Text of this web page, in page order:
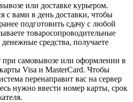
или доставке курьером.
с вами в день доставки, чтобы
подготовить сдачу с любой
товаросопроводительные
средства, получаете
при самовывозе или оформлении в
Visa и MasterCard. Чтобы
перенаправит вас на сервер
нужно ввести номер карты, срок